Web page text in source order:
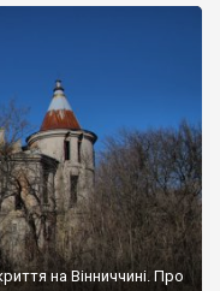
на Вінниччині. Про